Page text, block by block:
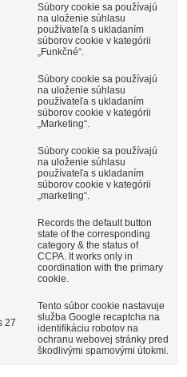
Súbory cookie sa používajú
na uloženie súhlasu
používateľa s ukladaním
súborov cookie v kategórii
„Funkčné“.
Súbory cookie sa používajú
na uloženie súhlasu
používateľa s ukladaním
súborov cookie v kategórii
„Marketing“.
Súbory cookie sa používajú
na uloženie súhlasu
používateľa s ukladaním
súborov cookie v kategórii
„marketing“.
Records the default button
state of the corresponding
category & the status of
CCPA. It works only in
coordination with the primary
cookie.
27
Tento súbor cookie nastavuje
služba Google recaptcha na
identifikáciu robotov na
ochranu webovej stránky pred
škodlivými spamovými útokmi.